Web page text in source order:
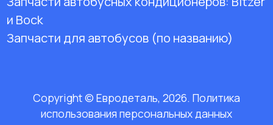
и Bock
Запчасти для автобусов (по названию)
Copyright © Евродеталь, 2026. Политика
использования персональных данных